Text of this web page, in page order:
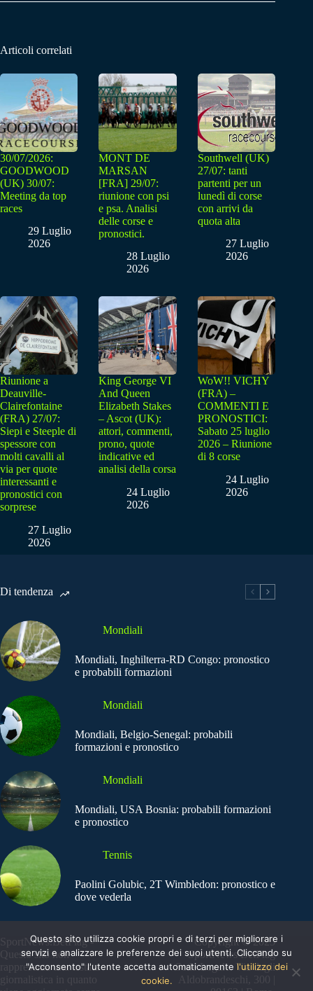
Articoli correlati
30/07/2026:
GOODWOOD
(UK) 30/07:
Meeting da top
races
29 Luglio
2026
MONT DE
MARSAN
[FRA] 29/07:
riunione con psi
e psa. Analisi
delle corse e
pronostici.
28 Luglio
2026
Southwell (UK)
27/07: tanti
partenti per un
lunedì di corse
con arrivi da
quota alta
27 Luglio
2026
Riunione a
Deauville-
Clairefontaine
(FRA) 27/07:
Siepi e Steeple di
spessore con
molti cavalli al
via per quote
interessanti e
pronostici con
sorprese
27 Luglio
2026
King George VI
And Queen
Elizabeth Stakes
– Ascot (UK):
attori, commenti,
prono, quote
indicative ed
analisi della corsa
24 Luglio
2026
WoW!! VICHY
(FRA) –
COMMENTI E
PRONOSTICI:
Sabato 25 luglio
2026 – Riunione
di 8 corse
24 Luglio
2026
Di tendenza
Mondiali
Mondiali, Inghilterra-RD Congo: pronostico
e probabili formazioni
Mondiali
Mondiali, Belgio-Senegal: probabili
formazioni e pronostico
Mondiali
Mondiali, USA Bosnia: probabili formazioni
e pronostico
Tennis
Paolini Golubic, 2T Wimbledon: pronostico e
dove vederla
SportNews.BetFlag -
Questo sito non
rappresenta una testata
giornalistica in quanto
Copyright © 2025
SportNews BetFlag
Sede Legale: Via degli
Aldobrandeschi, 300 |
Questo sito utilizza cookie propri e di terzi per migliorare i
servizi e analizzare le preferenze dei suoi utenti. Cliccando su
"Acconsento" l'utente accetta automaticamente l'utilizzo dei
cookie.